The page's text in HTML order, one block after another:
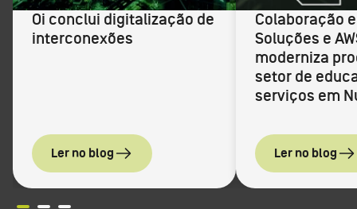
Oi conclui digitalização de
interconexões
Ler no blog
Colaboração
Soluções e
moderniza
setor de
serviços em
Ler no blog